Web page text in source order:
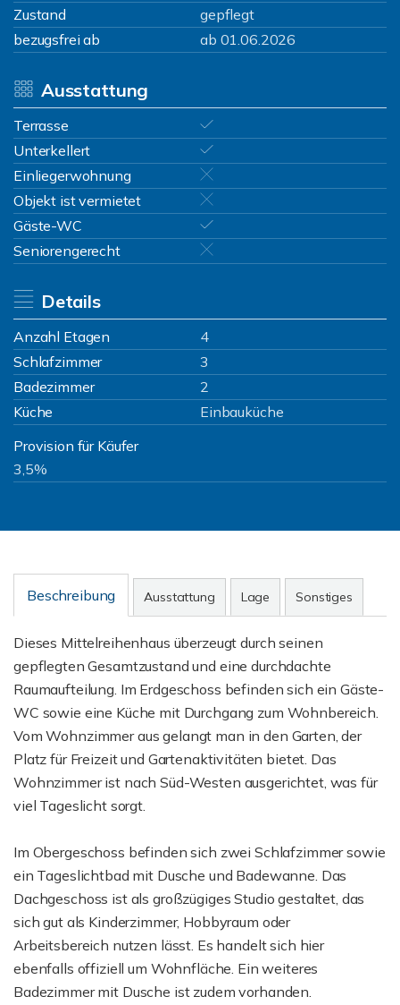
Zustand
gepflegt
bezugsfrei ab
ab 01.06.2026
Ausstattung
Terrasse
Unterkellert
Einliegerwohnung
Objekt ist vermietet
Gäste-WC
Seniorengerecht
Details
Anzahl Etagen
4
Schlafzimmer
3
Badezimmer
2
Küche
Einbauküche
Provision für Käufer
3,5%
Beschreibung Ausstattung Lage Sonstiges
Dieses Mittelreihenhaus überzeugt durch seinen
gepflegten Gesamtzustand und eine durchdachte
Raumaufteilung. Im Erdgeschoss befinden sich ein Gäste-
WC sowie eine Küche mit Durchgang zum Wohnbereich.
Vom Wohnzimmer aus gelangt man in den Garten, der
Platz für Freizeit und Gartenaktivitäten bietet. Das
Wohnzimmer ist nach Süd-Westen ausgerichtet, was für
viel Tageslicht sorgt.
Im Obergeschoss befinden sich zwei Schlafzimmer sowie
ein Tageslichtbad mit Dusche und Badewanne. Das
Dachgeschoss ist als großzügiges Studio gestaltet, das
sich gut als Kinderzimmer, Hobbyraum oder
Arbeitsbereich nutzen lässt. Es handelt sich hier
ebenfalls offiziell um Wohnfläche. Ein weiteres
Badezimmer mit Dusche ist zudem vorhanden.